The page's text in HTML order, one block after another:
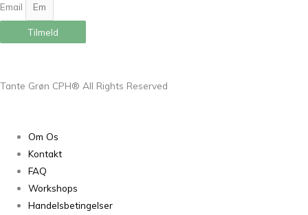
Email
Tilmeld
Tante Grøn CPH® All Rights Reserved
Om Os
Kontakt
FAQ
Workshops
Handelsbetingelser